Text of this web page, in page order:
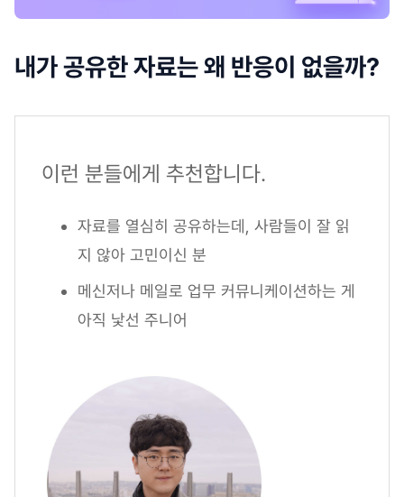
내가 공유한 자료는 왜 반응이 없을까?
이런 분들에게 추천합니다.
자료를 열심히 공유하는데, 사람들이 잘 읽
지 않아 고민이신 분
메신저나 메일로 업무 커뮤니케이션하는 게
아직 낯선 주니어